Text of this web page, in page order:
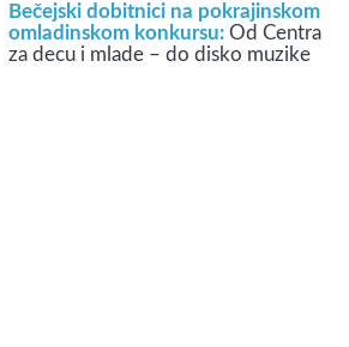
Bečejski dobitnici na pokrajinskom
omladinskom konkursu:Od Centra
za decu i mlade – do disko muzike